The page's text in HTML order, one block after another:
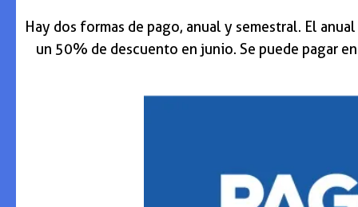
Hay dos formas de pago, anual y semestral. El
un 50% de descuento en junio. Se puede pagar